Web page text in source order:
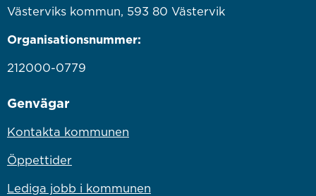
Västerviks kommun, 593 80 Västervik
Organisationsnummer:
212000-0779
Genvägar
Kontakta kommunen
Öppettider
Lediga jobb i kommunen